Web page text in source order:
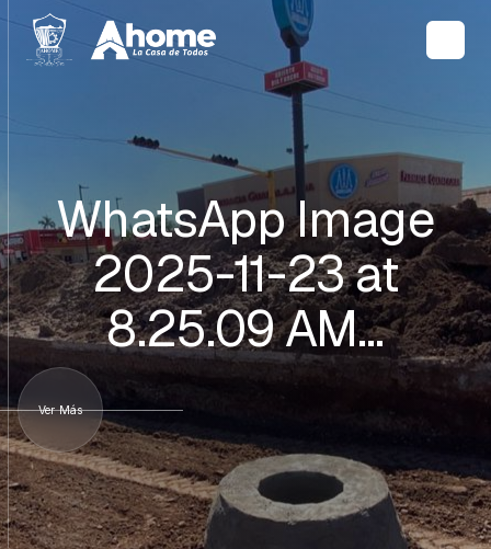
WhatsApp Image
2025-11-23 at
8.25.09 AM…
Ver Más